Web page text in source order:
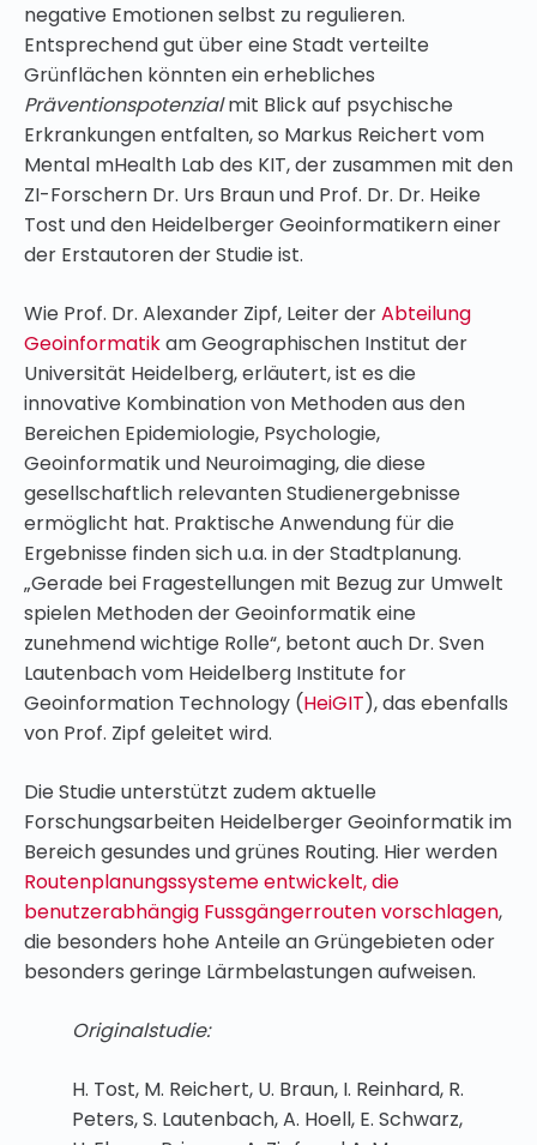
negative Emotionen selbst zu regulieren.
Entsprechend gut über eine Stadt verteilte
Grünflächen könnten ein erhebliches
Präventionspotenzialmit Blick auf psychische
Erkrankungen entfalten, so Markus Reichert vom
Mental mHealth Lab des KIT, der zusammen mit den
ZI-Forschern Dr. Urs Braun und Prof. Dr. Dr. Heike
Tost und den Heidelberger Geoinformatikern einer
der Erstautoren der Studie ist.
Wie Prof. Dr. Alexander Zipf, Leiter derAbteilung
Geoinformatikam Geographischen Institut der
Universität Heidelberg, erläutert, ist es die
innovative Kombination von Methoden aus den
Bereichen Epidemiologie, Psychologie,
Geoinformatik und Neuroimaging, die diese
gesellschaftlich relevanten Studienergebnisse
ermöglicht hat. Praktische Anwendung für die
Ergebnisse finden sich u.a. in der Stadtplanung.
„Gerade bei Fragestellungen mit Bezug zur Umwelt
spielen Methoden der Geoinformatik eine
zunehmend wichtige Rolle“, betont auch Dr. Sven
Lautenbach vom Heidelberg Institute for
Geoinformation Technology (HeiGIT), das ebenfalls
von Prof. Zipf geleitet wird.
Die Studie unterstützt zudem aktuelle
Forschungsarbeiten Heidelberger Geoinformatik im
Bereich gesundes und grünes Routing. Hier werden
Routenplanungssysteme entwickelt, die
benutzerabhängig Fussgängerrouten vorschlagen,
die besonders hohe Anteile an Grüngebieten oder
besonders geringe Lärmbelastungen aufweisen.
Originalstudie:
H. Tost, M. Reichert, U. Braun, I. Reinhard, R.
Peters, S. Lautenbach, A. Hoell, E. Schwarz,